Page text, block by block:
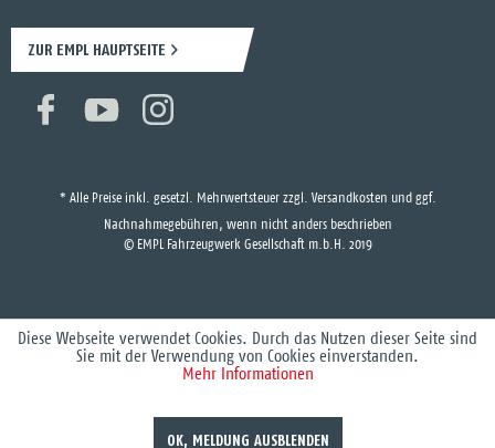
ZUR EMPL HAUPTSEITE
* Alle Preise inkl. gesetzl. Mehrwertsteuer zzgl. Versandkosten und ggf.
Nachnahmegebühren, wenn nicht anders beschrieben
© EMPL Fahrzeugwerk Gesellschaft m.b.H. 2019
Diese Webseite verwendet Cookies. Durch das Nutzen dieser Seite sind
Sie mit der Verwendung von Cookies einverstanden.
Mehr Informationen
OK, MELDUNG AUSBLENDEN